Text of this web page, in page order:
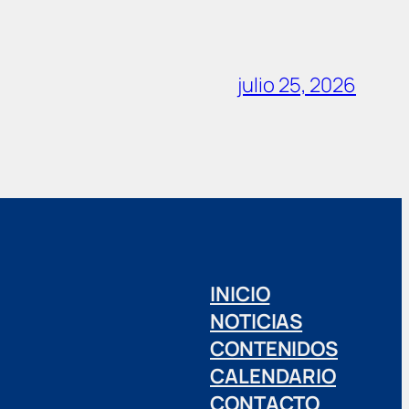
julio 25, 2026
INICIO
NOTICIAS
CONTENIDOS
CALENDARIO
CONTACTO